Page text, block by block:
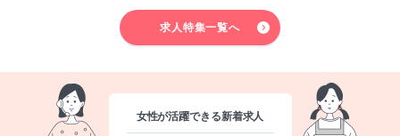
求人特集一覧へ
女性が活躍できる新着求人